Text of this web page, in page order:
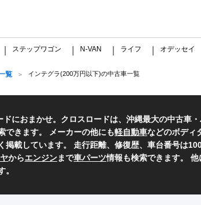
ステップワゴン N-VAN ライフ オデッセイ
覧 インテグラ(200万円以下)の中古車一覧
におまかせ。クロスロードは、沖縄最大の中古車・
できます。 メーカーの他にも軽自動車などのボディ
掲載しています。 走行距離、修復歴、車台番号は
からエンジンまで車パーツ情報も検索できます。